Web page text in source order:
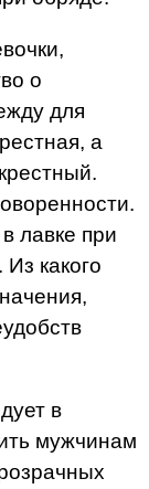
о
для
а
лавке при
какого
в
мужчинам